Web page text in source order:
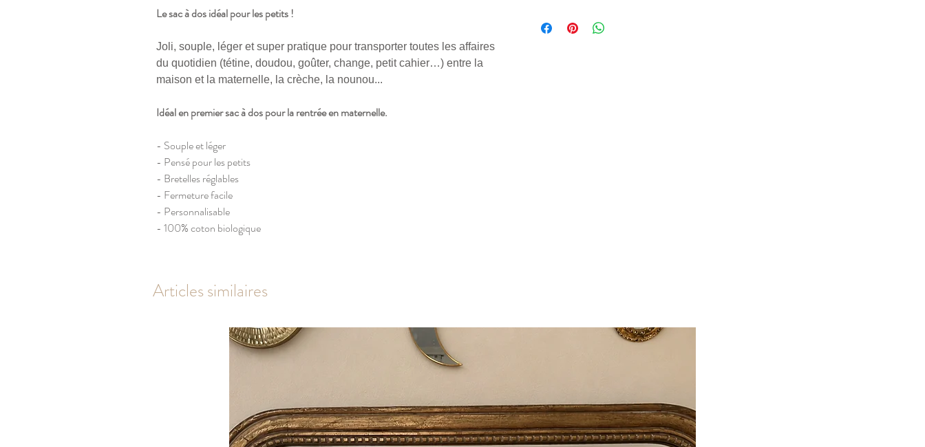
Le sac à dos idéal pour les petits !
Joli, souple, léger et super pratique pour transporter toutes les affaires
du quotidien (tétine, doudou, goûter, change, petit cahier…) entre la
maison et la maternelle, la crèche, la nounou...
Idéal en premier sac à dos pour la rentrée en maternelle.
- Souple et léger
- Pensé pour les petits
- Bretelles réglables
- Fermeture facile
- Personnalisable
- 100% coton biologique
Sangles réglables
la visualiser dans son intégralité, rdv
Articles similaires